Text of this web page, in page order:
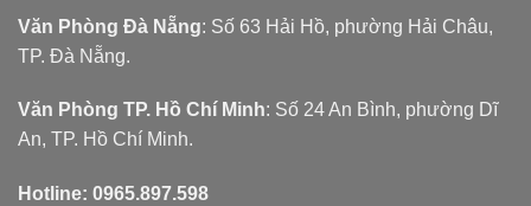
Văn Phòng Đà Nẵng: Số 63 Hải Hồ, phường Hải Châu,
TP. Đà Nẵng.
Văn Phòng TP. Hồ Chí Minh: Số 24 An Bình, phường Dĩ
An, TP. Hồ Chí Minh.
Hotline: 0965.897.598